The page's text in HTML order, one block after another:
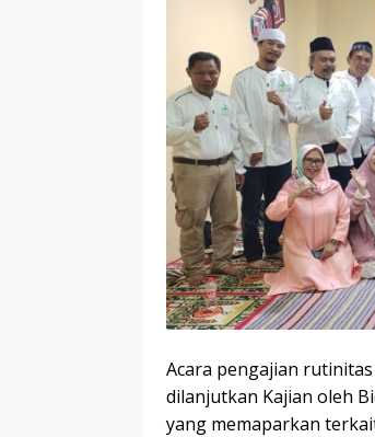
Acara pengajian
dilanjutkan Kajian oleh
yang memaparkan